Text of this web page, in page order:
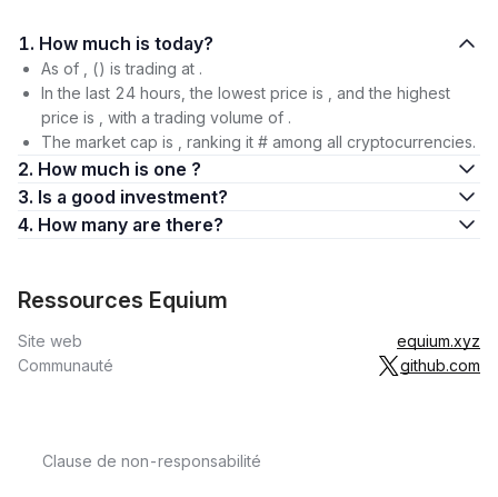
1. How much is today?
As of , () is trading at .
In the last 24 hours, the lowest price is , and the highest
price is , with a trading volume of .
The market cap is , ranking it # among all cryptocurrencies.
2. How much is one ?
3. Is a good investment?
4. How many are there?
Ressources Equium
Site web
equium.xyz
Communauté
github.com
Clause de non-responsabilité